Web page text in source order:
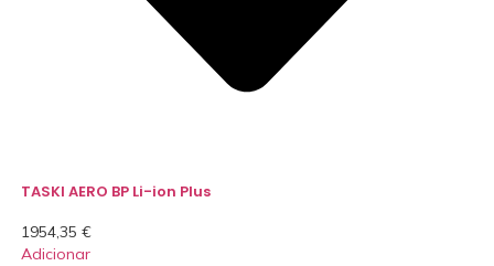
TASKI AERO BP Li-ion Plus
1954,35 €
Adicionar